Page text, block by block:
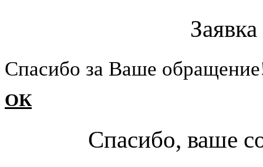
Cпасибо за Ваше
ОК
Спасибо, ваше